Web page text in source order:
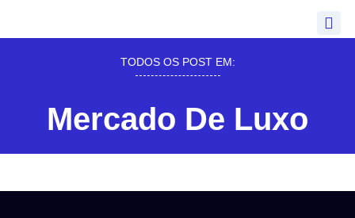
TODOS OS POST EM:
Mercado De Luxo